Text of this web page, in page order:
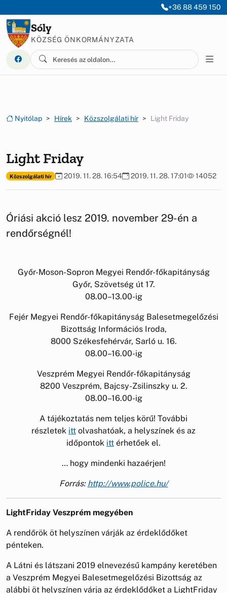
+36 88 459 150
Sóly
KÖZSÉG ÖNKORMÁNYZATA
Nyitólap Hírek Közszolgálati hír Light Friday
Light Friday
Közszolgálati hír 2019. 11. 28. 16:54 2019. 11. 28. 17:01 14052
Óriási akció lesz 2019. november 29-én a
rendőrségnél!
Győr-Moson-Sopron Megyei Rendőr-főkapitányság
Győr, Szövetség út 17.
08.00–13.00-ig
Fejér Megyei Rendőr-főkapitányság Balesetmegelőzési
Bizottság Információs Iroda,
8000 Székesfehérvár, Sarló u. 16.
08.00–16.00-ig
Veszprém Megyei Rendőr-főkapitányság
8200 Veszprém, Bajcsy-Zsilinszky u. 2.
08.00–16.00-ig
A tájékoztatás nem teljes körű! További
részletek itt olvashatóak, a helyszínek és az
időpontok itt érhetőek el.
… hogy mindenki hazaérjen!
Forrás: http://www.police.hu/
LightFriday Veszprém megyében
A rendőrök öt helyszínen várják az érdeklődőket
pénteken.
A Látni és látszani 2019 elnevezésű kampány keretében
a Veszprém Megyei Balesetmegelőzési Bizottság az
alábbi öt helyszínen várja az érdeklődőket a LightFriday